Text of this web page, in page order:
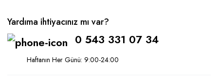
Yardıma ihtiyacınız mı var?
0 543 331 07 34
Haftanın Her Günü: 9:00-24:00